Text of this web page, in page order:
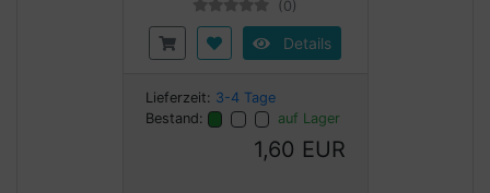
(0)
Details
Lieferzeit: 3-4 Tage
Bestand:
auf Lager
1,60 EUR